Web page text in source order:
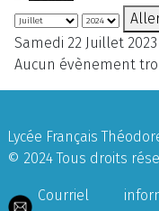
Samedi 22 Juillet 2023
Aucun évènement
Lycée Français
© 2024 Tous droits
Courriel